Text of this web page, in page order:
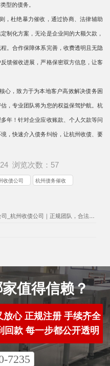
型的债务。​
，杜绝暴力催收，通过协商、法律辅助
制化方案，无论是企业间的大额欠款，
。​ 合作保障体系完善，收费透明且无隐
馈催收进展，严格保密双方信息，让客
心，致力于为本地客户高效解决债务困
，专业团队将为您的权益保驾护航。杭
年！针对企业应收账款、个人欠款等问
，快速介入债务纠纷，让杭州收债、要
浏览次数： 57
收债公司 杭州债务催收
上一篇：杭州要债公司哪家好？杭州讨债公司_杭州收债公司｜正规团队，合法合规
值得信赖？
心 正规注册 手续齐全
回款 每一步都公开透明
7235